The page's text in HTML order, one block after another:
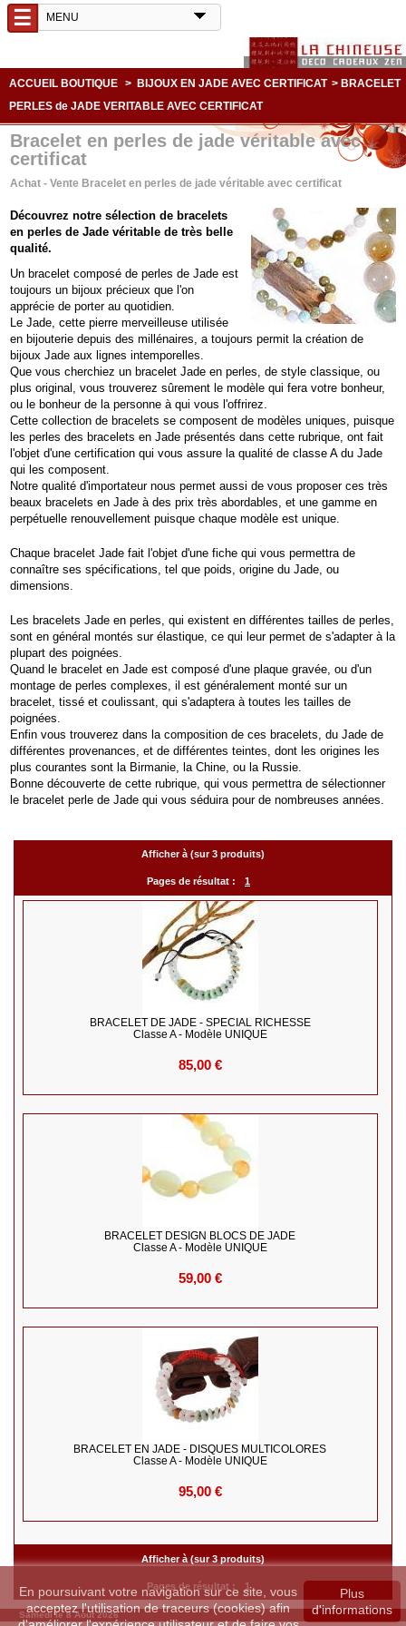
☰
ACCUEIL BOUTIQUE > BIJOUX EN JADE AVEC CERTIFICAT > BRACELET
PERLES de JADE VERITABLE AVEC CERTIFICAT
Bracelet en perles de jade véritable avec
certificat
Achat - Vente Bracelet en perles de jade véritable avec certificat
Découvrez notre sélection de bracelets
en perles de Jade véritable de très belle
qualité.
Un bracelet composé de perles de Jade est
toujours un bijoux précieux que l'on
apprécie de porter au quotidien.
Le Jade, cette pierre merveilleuse utilisée
en bijouterie depuis des millénaires, a toujours permit la création de
bijoux Jade aux lignes intemporelles.
Que vous cherchiez un bracelet Jade en perles, de style classique, ou
plus original, vous trouverez sûrement le modèle qui fera votre bonheur,
ou le bonheur de la personne à qui vous l'offrirez.
Cette collection de bracelets se composent de modèles uniques, puisque
les perles des bracelets en Jade présentés dans cette rubrique, ont fait
l'objet d'une certification qui vous assure la qualité de classe A du Jade
qui les composent.
Notre qualité d'importateur nous permet aussi de vous proposer ces très
beaux bracelets en Jade à des prix très abordables, et une gamme en
perpétuelle renouvellement puisque chaque modèle est unique.
Chaque bracelet Jade fait l'objet d'une fiche qui vous permettra de
connaître ses spécifications, tel que poids, origine du Jade, ou
dimensions.
Les bracelets Jade en perles, qui existent en différentes tailles de perles,
sont en général montés sur élastique, ce qui leur permet de s'adapter à la
plupart des poignées.
Quand le bracelet en Jade est composé d'une plaque gravée, ou d'un
montage de perles complexes, il est généralement monté sur un
bracelet, tissé et coulissant, qui s'adaptera à toutes les tailles de
poignées.
Enfin vous trouverez dans la composition de ces bracelets, du Jade de
différentes provenances, et de différentes teintes, dont les origines les
plus courantes sont la Birmanie, la Chine, ou la Russie.
Bonne découverte de cette rubrique, qui vous permettra de sélectionner
le bracelet perle de Jade qui vous séduira pour de nombreuses années.
Afficher à (sur 3 produits)
Pages de résultat : 1
BRACELET DE JADE - SPECIAL RICHESSE
Classe A - Modèle UNIQUE
85,00 €
BRACELET DESIGN BLOCS DE JADE
Classe A - Modèle UNIQUE
59,00 €
BRACELET EN JADE - DISQUES MULTICOLORES
Classe A - Modèle UNIQUE
95,00 €
Afficher à (sur 3 produits)
Pages de résultat : 1
Samedi le 8 Août 2026
En poursuivant votre navigation sur ce site, vous
acceptez l'utilisation de traceurs (cookies) afin
Plus
d'informations